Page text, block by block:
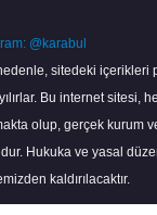
@karabul
sitedeki
Bu internet sitesi,
olup, gerçek kurum
Hukuka ve yasal
kaldırılacaktır.